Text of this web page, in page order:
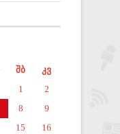
შბ
კვ
1
2
8
9
15
16